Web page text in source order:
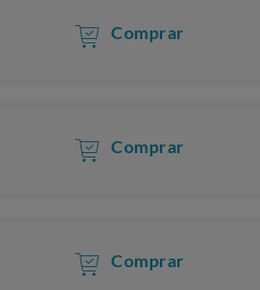
Comprar
Comprar
Comprar